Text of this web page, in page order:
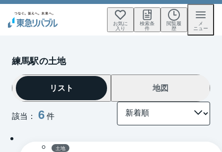
お気に
入り
検索条
件
閲覧履
歴
メ
ニュー
練馬駅の土地
該当： 6件
リスト 地図
1 / 0 区画図
土地